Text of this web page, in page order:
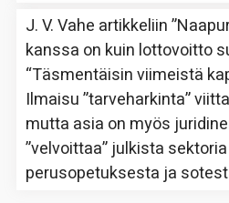
J. V. Vahe artikkeliin
kanssa on kuin lottovoitto
“Täsmentäisin viimeistä
Ilmaisu ”tarveharkinta”
mutta asia on myös
”velvoittaa” julkista
perusopetuksesta ja